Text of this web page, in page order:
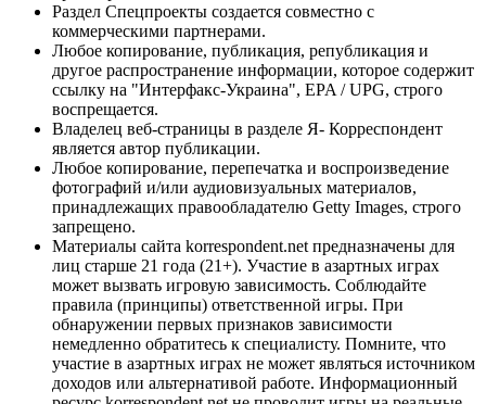
Раздел Спецпроекты создается совместно с
коммерческими партнерами.
Любое копирование, публикация, републикация и
другое распространение информации, которое содержит
ссылку на "Интерфакс-Украина", EPA / UPG, строго
воспрещается.
Владелец веб-страницы в разделе Я- Корреспондент
является автор публикации.
Любое копирование, перепечатка и воспроизведение
фотографий и/или аудиовизуальных материалов,
принадлежащих правообладателю Getty Images, строго
запрещено.
Материалы сайта korrespondent.net предназначены для
лиц старше 21 года (21+). Участие в азартных играх
может вызвать игровую зависимость. Соблюдайте
правила (принципы) ответственной игры. При
обнаружении первых признаков зависимости
немедленно обратитесь к специалисту. Помните, что
участие в азартных играх не может являться источником
доходов или альтернативой работе. Информационный